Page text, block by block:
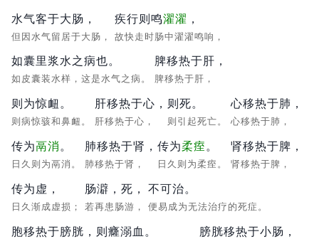
水气客于大肠，
但因水气留居于大肠，
疾行则鸣濯濯 ，
故快走时肠中濯濯鸣响，
如囊里浆水之病也。
如皮囊装水样，这是水气之病。
脾移热于肝，
脾移热于肝，
则为惊衄。
则病惊骇和鼻衄。
肝移热于心，
肝移热于心，
则死。
则引起死亡。
心移热于肺，
心移热于肺，
传为鬲消 。
日久则为鬲消。
肺移热于肾，
肺移热于肾，
传为柔痓 。
日久则为柔痓。
肾移热于脾，
肾移热于脾，
传为虚，
日久渐成虚损；
肠澼，死，
若再患肠游，
不可治。
便易成为无法治疗的死症。
胞移热于膀胱， 则癃溺血。 膀胱移热于小肠，